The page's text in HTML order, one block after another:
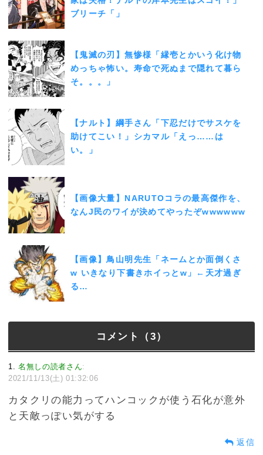
ブリーチ「」
【鬼滅の刃】無惨様「縁壱とかいう化け物
めっちゃ怖い。寿命で死ぬまで隠れて暮ら
そ。。。」
【ナルト】綱手さん「下忍だけでサスケを
助けてこい！」シカマル「えっ……は
い。」
【画像大量】NARUTOコラの最高傑作を、
なんJ民のワイが決めてやったぞwwwwww
【画像】鳥山明先生「ネームとか面倒くさ
w いきなり下書きホイっとw」←天才過ぎ
る…
コメント（3）
1 名無しの読者さん:
2021/11/13(土) 01:32:06
カタクリの能力ってハンコックが使う石化が意外
と天敵っぽい気がする
返信